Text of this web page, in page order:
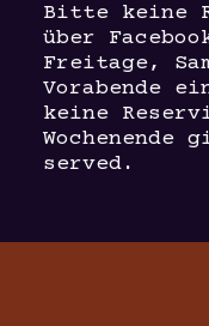
Bitte keine
über
Freitage,
Vorabende
keine
served.